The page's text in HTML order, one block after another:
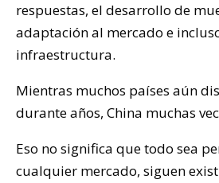
respuestas, el desarrollo de
adaptación al mercado e
infraestructura.
Mientras muchos países aún
durante años, China muchas
Eso no significa que todo sea
cualquier mercado, siguen